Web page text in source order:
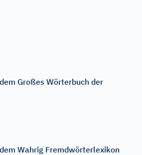
Großes Wörterbuch der
Wahrig Fremdwörterlexikon